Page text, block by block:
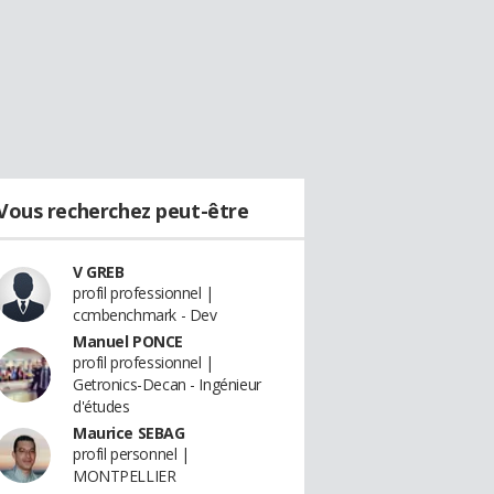
recherchez peut-être
V GREB
profil professionnel |
ccmbenchmark - Dev
Manuel PONCE
profil professionnel |
Getronics-Decan - Ingénieur
d'études
Maurice SEBAG
profil personnel |
MONTPELLIER